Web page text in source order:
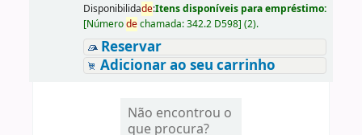
Disponibilidade:Itens disponíveis para empréstimo:
[Númerodechamada:342.2 D598] (2).
Reservar
Adicionar ao seu carrinho
Não encontrou o
que procura?